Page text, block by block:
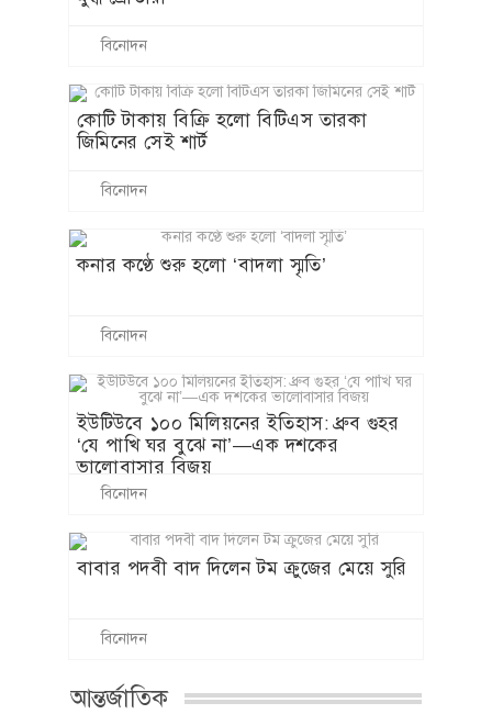
বিনোদন
কোটি টাকায় বিক্রি হলো বিটিএস তারকা
জিমিনের সেই শার্ট
বিনোদন
কনার কণ্ঠে শুরু হলো ‘বাদলা স্মৃতি’
বিনোদন
ইউটিউবে ১০০ মিলিয়নের ইতিহাস: ধ্রুব গুহর
‘যে পাখি ঘর বুঝে না’—এক দশকের
ভালোবাসার বিজয়
বিনোদন
বাবার পদবী বাদ দিলেন টম ক্রুজের মেয়ে সুরি
বিনোদন
আন্তর্জাতিক